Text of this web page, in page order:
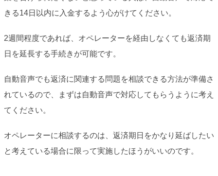
きる14日以内に入金するよう心がけてください。
2週間程度であれば、オペレーターを経由しなくても返済期
日を延長する手続きが可能です。
自動音声でも返済に関連する問題を相談できる方法が準備さ
れているので、まずは自動音声で対応してもらうように考え
てください。
オペレーターに相談するのは、返済期日をかなり延ばしたい
と考えている場合に限って実施したほうがいいのです。